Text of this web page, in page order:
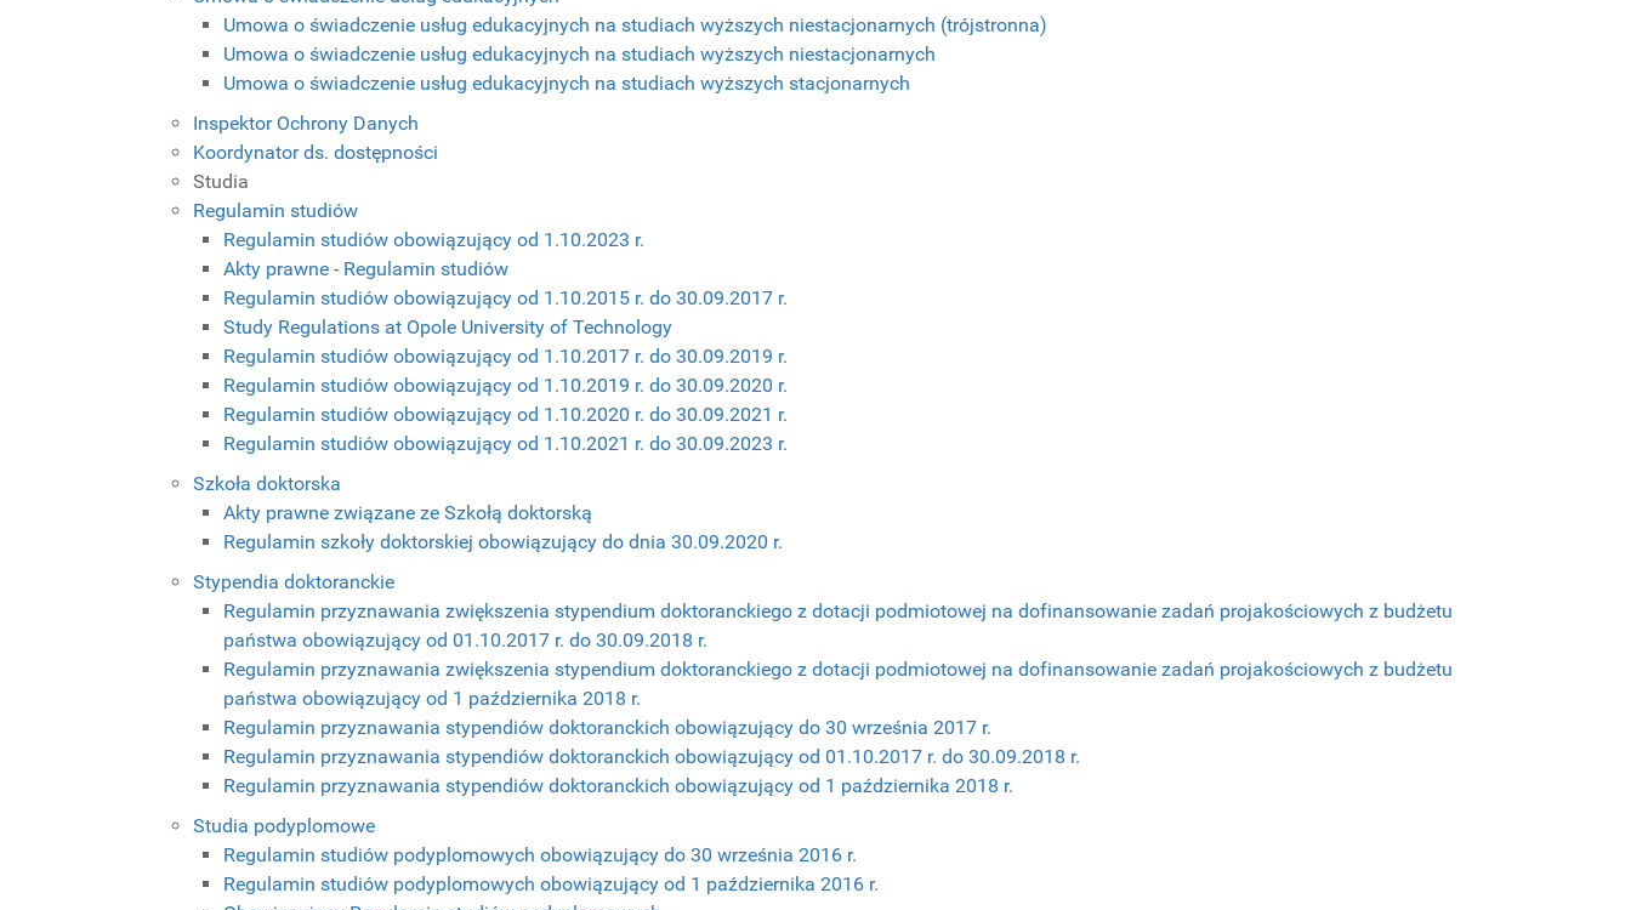
Umowa o świadczenie usług edukacyjnych na studiach wyższych niestacjonarnych (trójstronna)
Umowa o świadczenie usług edukacyjnych na studiach wyższych niestacjonarnych
Umowa o świadczenie usług edukacyjnych na studiach wyższych stacjonarnych
Inspektor Ochrony Danych
Koordynator ds. dostępności
Studia
Regulamin studiów
Regulamin studiów obowiązujący od 1.10.2023 r.
Akty prawne - Regulamin studiów
Regulamin studiów obowiązujący od 1.10.2015 r. do 30.09.2017 r.
Study Regulations at Opole University of Technology
Regulamin studiów obowiązujący od 1.10.2017 r. do 30.09.2019 r.
Regulamin studiów obowiązujący od 1.10.2019 r. do 30.09.2020 r.
Regulamin studiów obowiązujący od 1.10.2020 r. do 30.09.2021 r.
Regulamin studiów obowiązujący od 1.10.2021 r. do 30.09.2023 r.
Szkoła doktorska
Akty prawne związane ze Szkołą doktorską
Regulamin szkoły doktorskiej obowiązujący do dnia 30.09.2020 r.
Stypendia doktoranckie
Regulamin przyznawania zwiększenia stypendium doktoranckiego z dotacji podmiotowej na dofinansowanie zadań projakościowych z budżetu
państwa obowiązujący od 01.10.2017 r. do 30.09.2018 r.
Regulamin przyznawania zwiększenia stypendium doktoranckiego z dotacji podmiotowej na dofinansowanie zadań projakościowych z budżetu
państwa obowiązujący od 1 października 2018 r.
Regulamin przyznawania stypendiów doktoranckich obowiązujący do 30 września 2017 r.
Regulamin przyznawania stypendiów doktoranckich obowiązujący od 01.10.2017 r. do 30.09.2018 r.
Regulamin przyznawania stypendiów doktoranckich obowiązujący od 1 października 2018 r.
Studia podyplomowe
Regulamin studiów podyplomowych obowiązujący do 30 września 2016 r.
Regulamin studiów podyplomowych obowiązujący od 1 października 2016 r.